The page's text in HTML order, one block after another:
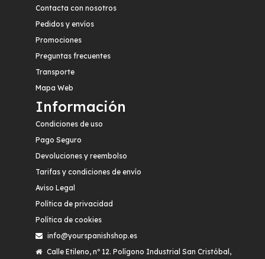
Contacta con nosotros
Pedidos y envíos
Promociones
Preguntas frecuentes
Transporte
Mapa Web
Información
Condiciones de uso
Pago Seguro
Devoluciones y reembolso
Tarifas y condiciones de envío
Aviso Legal
Política de privacidad
Política de cookies
info@yourspanishshop.es
Calle Etileno, nº 12. Polígono Industrial San Cristóbal,